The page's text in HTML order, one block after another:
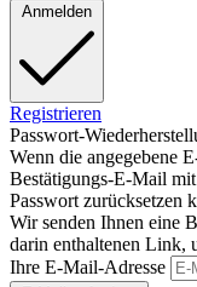
Anmelden
Registrieren
Passwort-
Wenn die angegebene
Bestätigungs-E-Mail
Passwort zurücksetzen
Wir senden Ihnen eine
darin enthaltenen Link,
Ihre E-Mail-Adresse